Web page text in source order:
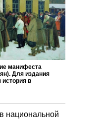
манифеста
Для издания
история в
национальной